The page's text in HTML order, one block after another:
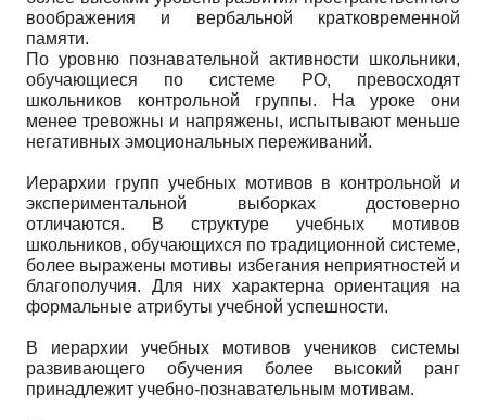
воображения и вербальной кратковременной
памяти.
По уровню познавательной активности школьники,
обучающиеся по системе РО, превосходят
школьников контрольной группы. На уроке они
менее тревожны и напряжены, испытывают меньше
негативных эмоциональных переживаний.
Иерархии групп учебных мотивов в контрольной и
экспериментальной выборках достоверно
отличаются. В структуре учебных мотивов
школьников, обучающихся по традиционной системе,
более выражены мотивы избегания неприятностей и
благополучия. Для них характерна ориентация на
формальные атрибуты учебной успешности.
В иерархии учебных мотивов учеников системы
развивающего обучения более высокий ранг
принадлежит учебно-познавательным мотивам.